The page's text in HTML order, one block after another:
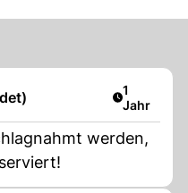
Artikel
1
Jahr
werden,